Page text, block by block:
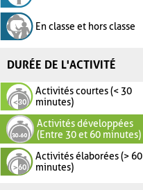
En classe et hors classe
DURÉE DE L'ACTIVITÉ
Activités courtes (< 30
minutes)
Activités développées
(Entre 30 et 60 minutes)
Activités élaborées (> 60
minutes)